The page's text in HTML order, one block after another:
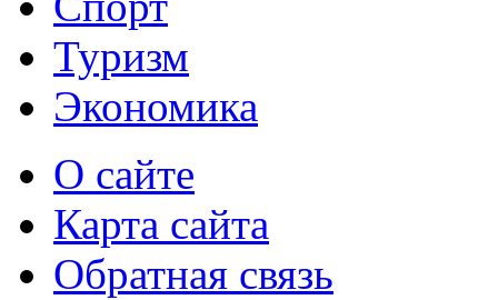
Туризм
Экономика
О сайте
Карта сайта
Обратная связь